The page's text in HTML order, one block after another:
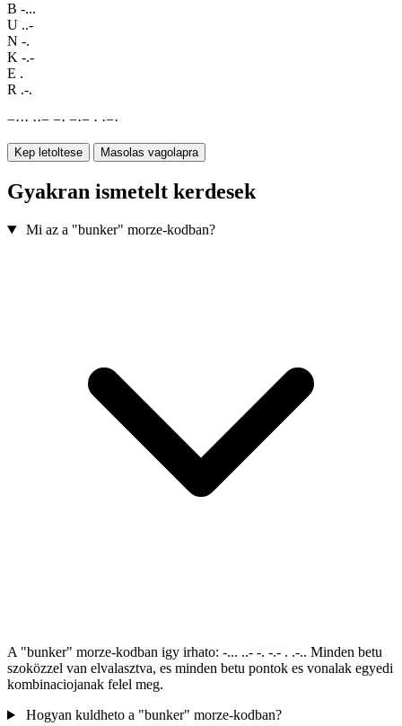
B -...
U ..-
N -.
K -.-
E .
R .-.
−··· ··− −· −·− · ·−·
Kep letoltese Masolas vagolapra
Gyakran ismetelt kerdesek
Mi az a "bunker" morze-kodban?
A "bunker" morze-kodban igy irhato: -... ..- -. -.- . .-.. Minden betu
szoközzel van elvalasztva, es minden betu pontok es vonalak egyedi
kombinaciojanak felel meg.
Hogyan kuldheto a "bunker" morze-kodban?